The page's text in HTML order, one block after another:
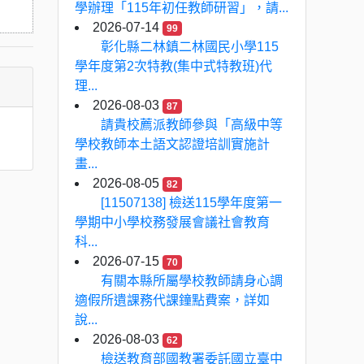
學辦理「115年初任教師研習」，請...
2026-07-14
99
彰化縣二林鎮二林國民小學115
學年度第2次特教(集中式特教班)代
理...
2026-08-03
87
請貴校薦派教師參與「高級中等
學校教師本土語文認證培訓實施計
畫...
2026-08-05
82
[11507138] 檢送115學年度第一
學期中小學校務發展會議社會教育
科...
2026-07-15
70
有關本縣所屬學校教師請身心調
適假所遺課務代課鐘點費案，詳如
說...
2026-08-03
62
檢送教育部國教署委託國立臺中